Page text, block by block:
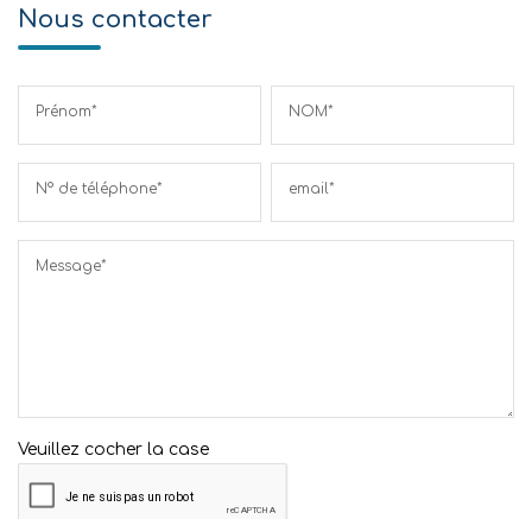
Nous contacter
Prénom* NOM*
N° de téléphone* email*
Message*
Veuillez cocher la case